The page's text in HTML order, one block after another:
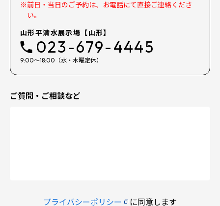
※前日・当日のご予約は、お電話にて直接ご連絡くださ
い。
山形平清水展示場【山形】
023-679-4445
9:00～18:00（水・木曜定休）
ご質問・ご相談など
プライバシーポリシー に同意します